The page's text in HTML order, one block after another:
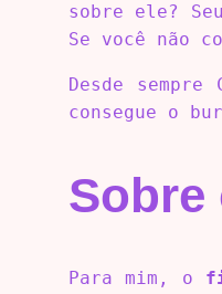
sobre ele?
Se você não
Desde
consegue o
Sobre
Para mim, o